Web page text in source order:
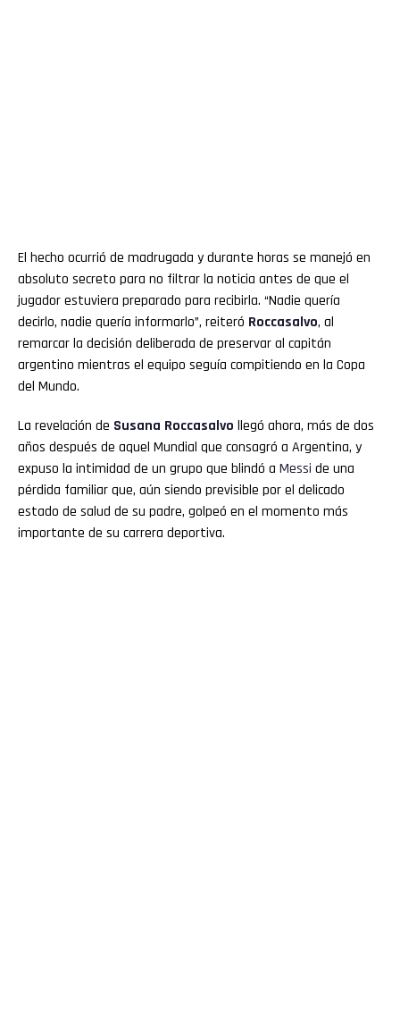
El hecho ocurrió de madrugada y durante horas se manejó en
absoluto secreto para no filtrar la noticia antes de que el
jugador estuviera preparado para recibirla. “Nadie quería
decirlo, nadie quería informarlo”, reiteró Roccasalvo, al
remarcar la decisión deliberada de preservar al capitán
argentino mientras el equipo seguía compitiendo en la Copa
del Mundo.
La revelación de Susana Roccasalvo llegó ahora, más de dos
años después de aquel Mundial que consagró a Argentina, y
expuso la intimidad de un grupo que blindó a Messi de una
pérdida familiar que, aún siendo previsible por el delicado
estado de salud de su padre, golpeó en el momento más
importante de su carrera deportiva.